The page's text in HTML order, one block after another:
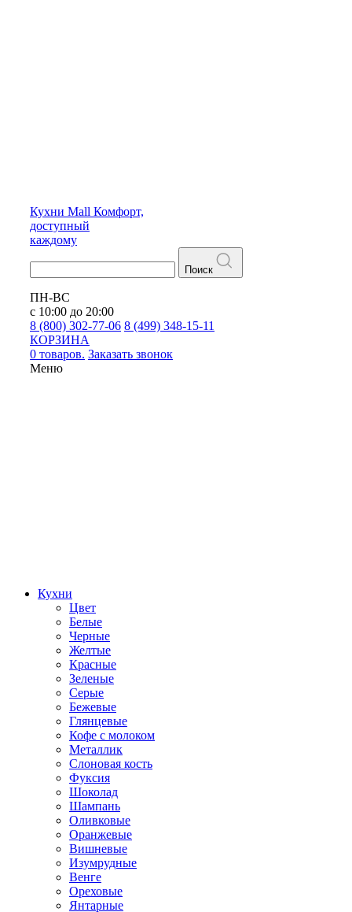
Кухни Mall Комфорт,
доступный
каждому
Поиск
ПН-ВС
с 10:00 до 20:00
8 (800) 302-77-06 8 (499) 348-15-11
КОРЗИНА
0 товаров. Заказать звонок
Меню
Кухни
Цвет
Белые
Черные
Желтые
Красные
Зеленые
Серые
Бежевые
Глянцевые
Кофе с молоком
Металлик
Слоновая кость
Фуксия
Шоколад
Шампань
Оливковые
Оранжевые
Вишневые
Изумрудные
Венге
Ореховые
Янтарные